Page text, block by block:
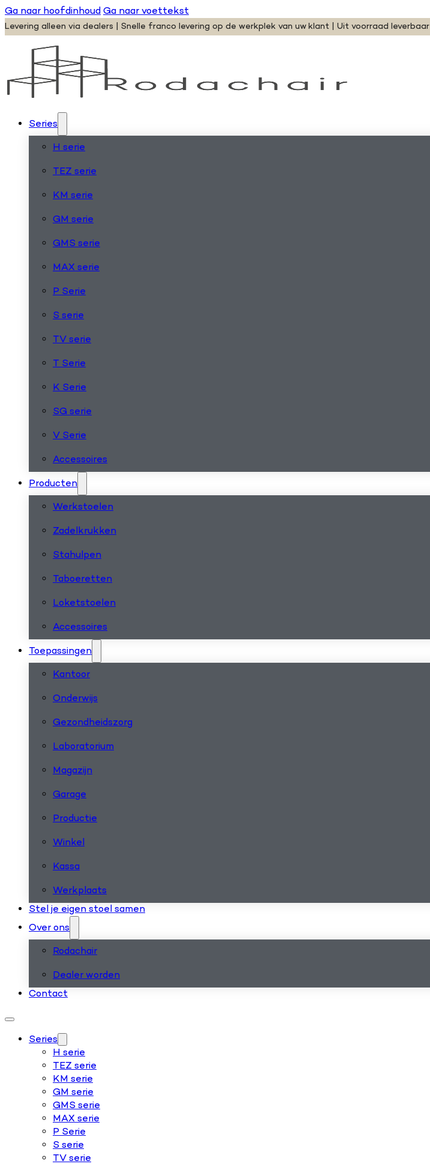
Ga naar hoofdinhoudGa naar voettekst
Levering alleen via dealers | Snelle franco levering op de werkplek van uw klant | Uit voorraad leverbaar
Series
H serie
TEZ serie
KM serie
GM serie
GMS serie
MAX serie
P Serie
S serie
TV serie
T Serie
K Serie
SG serie
V Serie
Accessoires
Producten
Werkstoelen
Zadelkrukken
Stahulpen
Taboeretten
Loketstoelen
Accessoires
Toepassingen
Kantoor
Onderwijs
Gezondheidszorg
Laboratorium
Magazijn
Garage
Productie
Winkel
Kassa
Werkplaats
Stel je eigen stoel samen
Over ons
Rodachair
Dealer worden
Contact
Series
H serie
TEZ serie
KM serie
GM serie
GMS serie
MAX serie
P Serie
S serie
TV serie